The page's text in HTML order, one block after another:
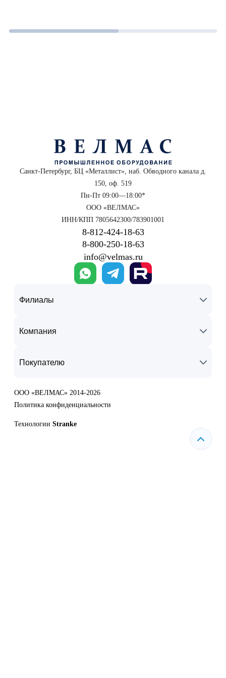
Санкт-Петербург, БЦ «Металлист», наб. Обводного канала д.
150, оф. 519
Пн-Пт 09:00—18:00*
ООО «ВЕЛМАС»
ИНН/КПП 7805642300/783901001
8‑812‑424‑18‑63
8‑800‑250‑18‑63
info@velmas.ru
Филиалы
Компания
Покупателю
ООО «ВЕЛМАС» 2014-2026
Политика конфиденциальности
Технологии Stranke